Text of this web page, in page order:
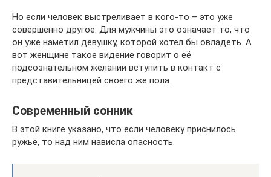
Но если человек выстреливает в кого-то – это уже
совершенно другое. Для мужчины это означает то, что
он уже наметил девушку, которой хотел бы овладеть. А
вот женщине такое видение говорит о её
подсознательном желании вступить в контакт с
представительницей своего же пола.
Современный сонник
В этой книге указано, что если человеку приснилось
ружьё, то над ним нависла опасность.